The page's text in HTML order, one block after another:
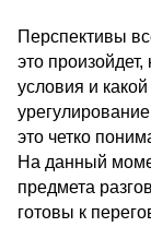
Перспективы
это
условия и
это четко
На данный
предмета
готовы к